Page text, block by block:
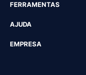
FERRAMENTAS
AJUDA
EMPRESA